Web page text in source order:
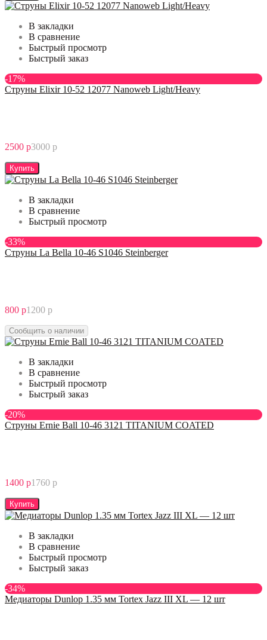
В закладки
В сравнение
Быстрый просмотр
Быстрый заказ
-17%
Струны Elixir 10-52 12077 Nanoweb Light/Heavy
2500 р3000 р
Купить
В закладки
В сравнение
Быстрый просмотр
-33%
Струны La Bella 10-46 S1046 Steinberger
800 р1200 р
Сообщить о наличии
В закладки
В сравнение
Быстрый просмотр
Быстрый заказ
-20%
Струны Ernie Ball 10-46 3121 TITANIUM COATED
1400 р1760 р
Купить
В закладки
В сравнение
Быстрый просмотр
Быстрый заказ
-34%
Медиаторы Dunlop 1.35 мм Tortex Jazz III XL — 12 шт